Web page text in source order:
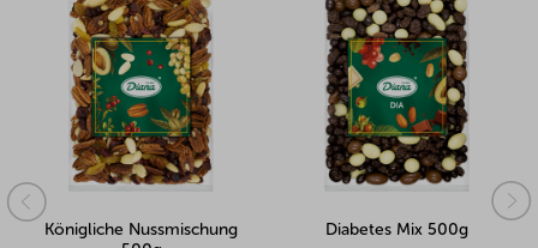
Königliche Nussmischung
Diabetes Mix 500g